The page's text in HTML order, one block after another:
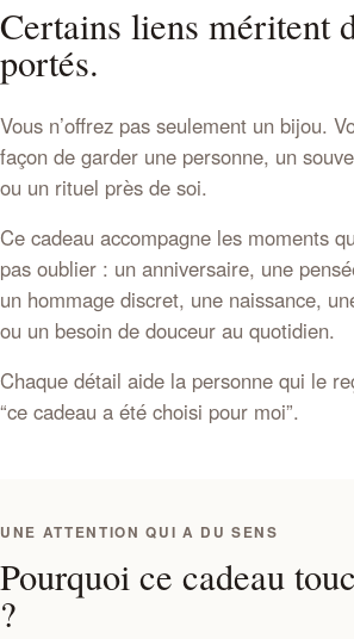
Certains liens méritent
portés.
Vous n’offrez pas seulement un bijou.
façon de garder une personne, un
ou un rituel près de soi.
Ce cadeau accompagne les moments
pas oublier : un anniversaire, une
un hommage discret, une naissance,
ou un besoin de douceur au quotidien.
Chaque détail aide la personne qui le
“ce cadeau a été choisi pour moi”.
UNE ATTENTION QUI A DU SENS
Pourquoi ce cadeau
?